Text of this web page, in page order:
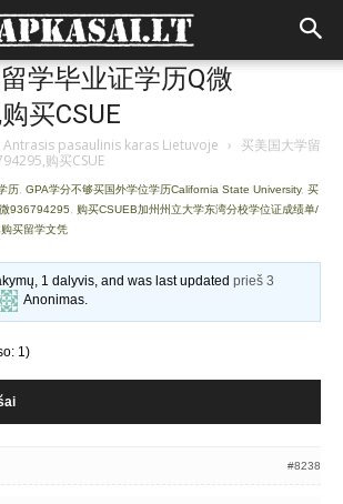
学毕业证学历Q微
买CSUE
Antrasis pasaulinis karas Lietuvoje › 买美国大学留
购买CSUE
历 GPA学分不够买国外学位学历California State University, 买
936794295
购买CSUEB加州州立大学东湾分校学位证成绩单/
买留学文凭
1 dalyvis, and was last updatedprieš 3
Anonimas.
1)
#8238